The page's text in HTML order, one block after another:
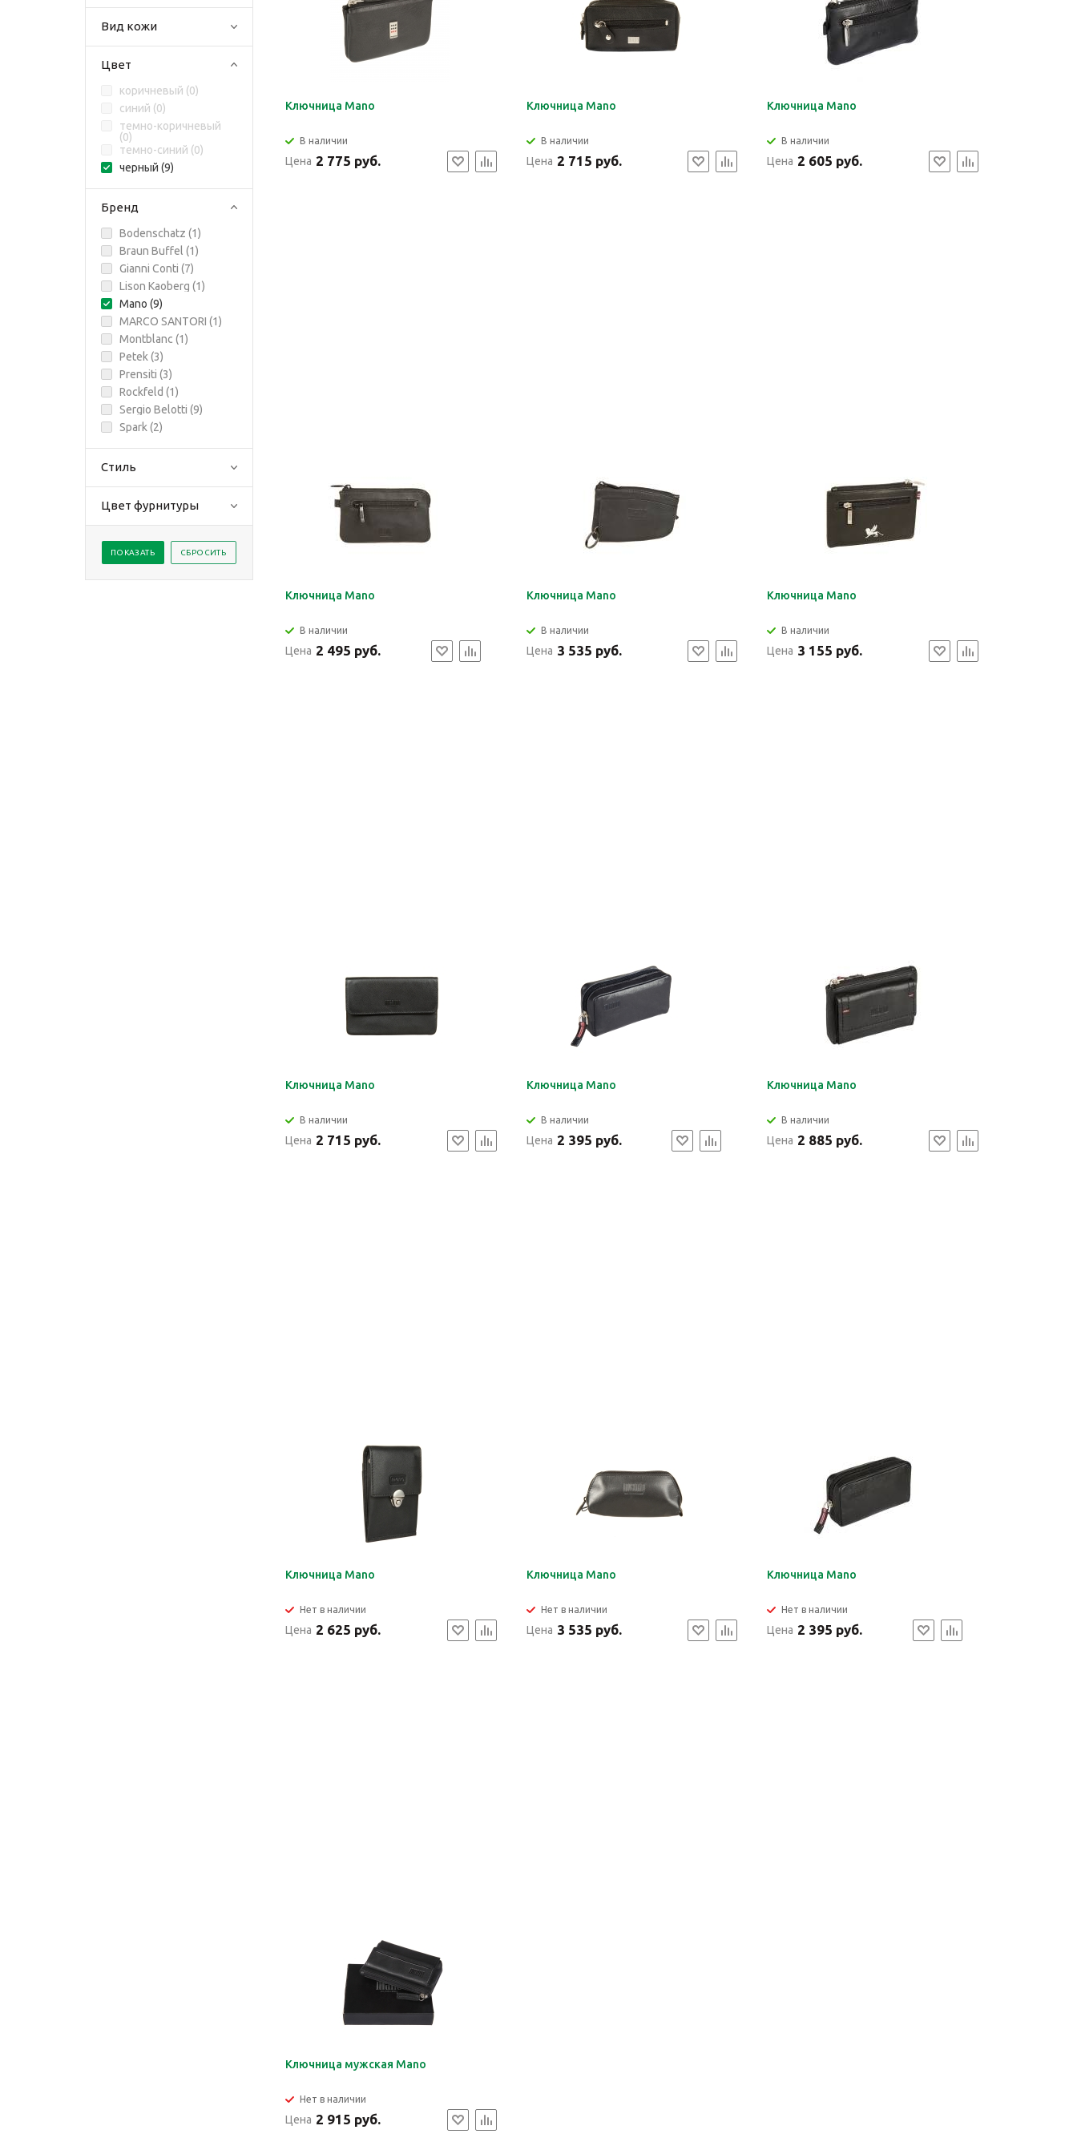
Вид кожи
Цвет
коричневый (0)
синий (0)
темно-коричневый
(0)
темно-синий (0)
черный (9)
Бренд
Bodenschatz (1)
Braun Buffel (1)
Gianni Conti (7)
Lison Kaoberg (1)
Mano (9)
MARCO SANTORI (1)
Montblanc (1)
Petek (3)
Prensiti (3)
Rockfeld (1)
Sergio Belotti (9)
Spark (2)
Стиль
Цвет фурнитуры
Ключница Mano
В наличии
Цена 2 775 руб.
Ключница Mano
В наличии
Цена 2 715 руб.
Ключница Mano
В наличии
Цена 2 605 руб.
Ключница Mano
В наличии
Цена 2 495 руб.
Ключница Mano
В наличии
Цена 3 535 руб.
Ключница Mano
В наличии
Цена 3 155 руб.
Ключница Mano
В наличии
Цена 2 715 руб.
Ключница Mano
В наличии
Цена 2 395 руб.
Ключница Mano
В наличии
Цена 2 885 руб.
Ключница Mano
Нет в наличии
Цена 2 625 руб.
Ключница Mano
Нет в наличии
Цена 3 535 руб.
Ключница Mano
Нет в наличии
Цена 2 395 руб.
Ключница мужская Mano
Нет в наличии
Цена 2 915 руб.